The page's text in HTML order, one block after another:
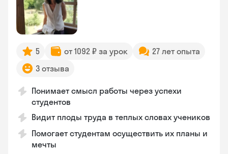
5 от 1092 ₽ за урок
27 лет опыта
3 отзыва
Понимает смысл работы через успехи
студентов
Видит плоды труда в теплых словах учеников
Помогает студентам осуществить их планы и
мечты